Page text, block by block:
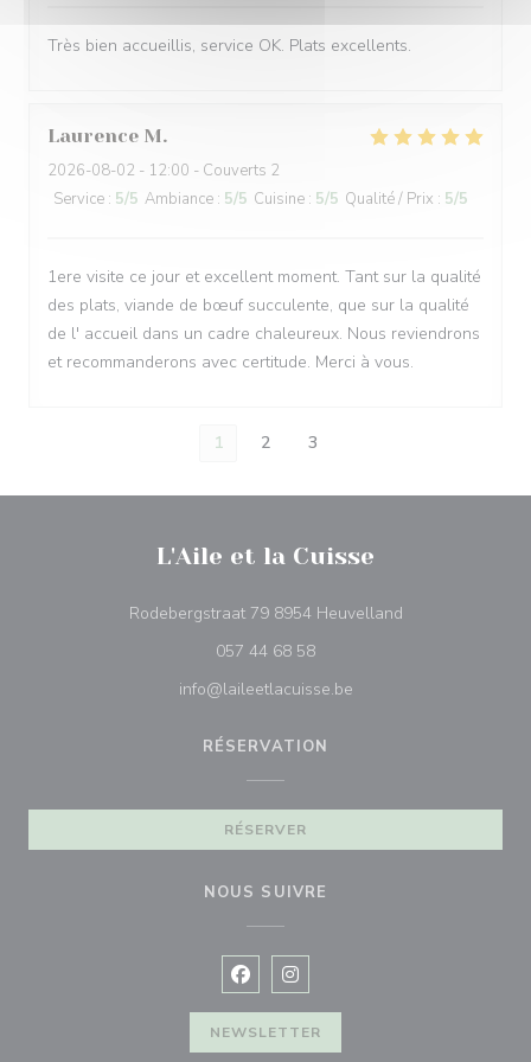
Très bien accueillis, service OK. Plats excellents.
Laurence M
2026-08-02 - 12:00 - Couverts 2
Service : 5/5 Ambiance : 5/5 Cuisine : 5/5 Qualité / Prix : 5/5
1ere visite ce jour et excellent moment. Tant sur la qualité
des plats, viande de bœuf succulente, que sur la qualité
de l' accueil dans un cadre chaleureux. Nous reviendrons
et recommanderons avec certitude. Merci à vous.
1 2 3
L'Aile et la Cuisse
Rodebergstraat 79 8954 Heuvelland((ouvre une
057 44 68 58
info@laileetlacuisse.be
RÉSERVATION
RÉSERVER
NOUS SUIVRE
Facebook ((ouvre une nouvelle
Instagram ((ouvre une
NEWSLETTER